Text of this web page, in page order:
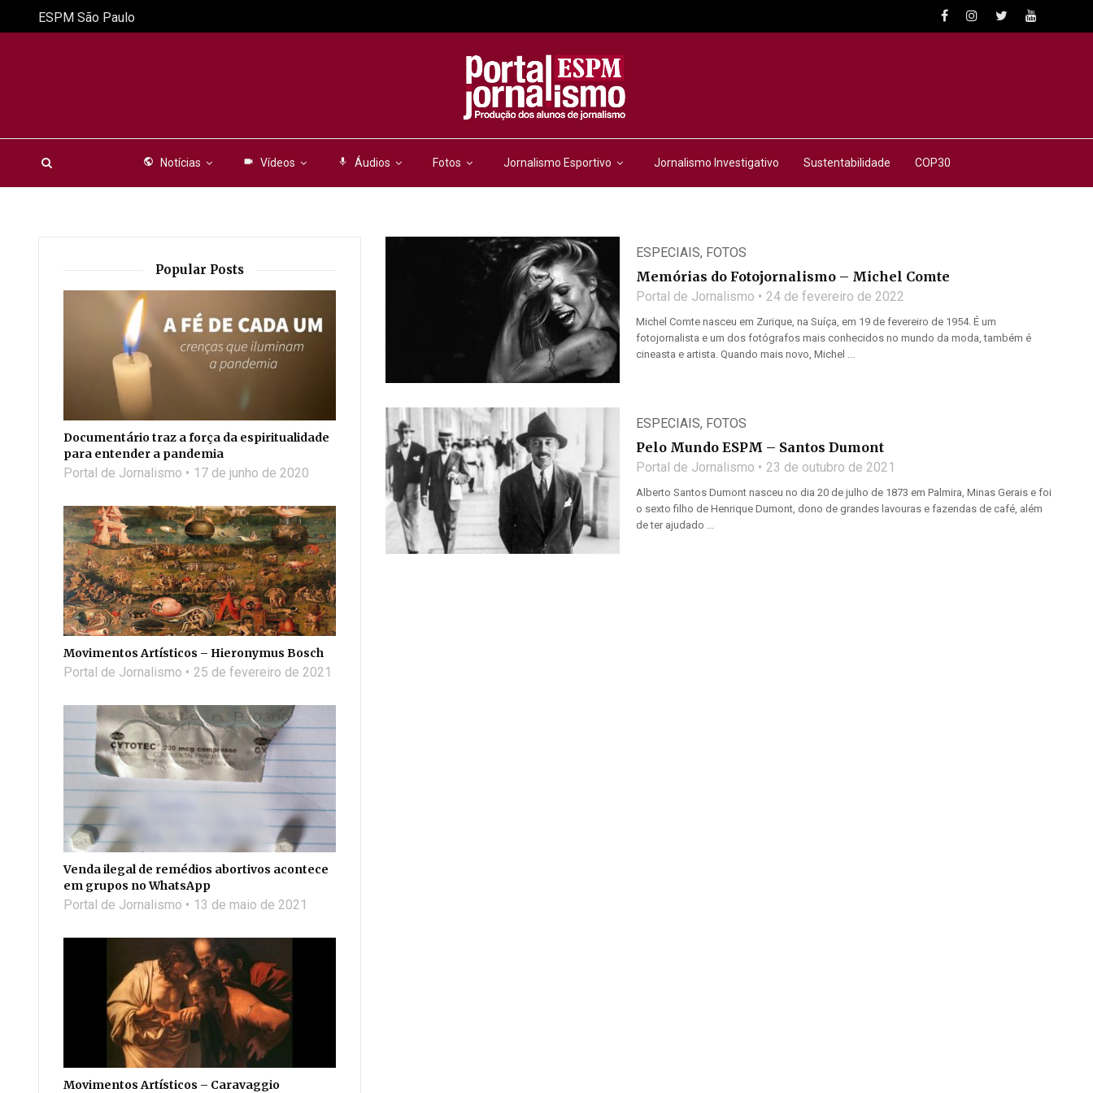
public Notícias videocam Vídeos mic Áudios Fotos Jornalismo Esportivo Jornalismo Investigativo Sustentabilidade COP30
ESPM São Paulo
ESPECIAIS, FOTOS
Memórias do Fotojornalismo – Michel Comte
Portal de Jornalismo 24 de fevereiro de 2022
Michel Comte nasceu em Zurique, na Suíça, em 19 de fevereiro de 1954. É um
fotojornalista e um dos fotógrafos mais conhecidos no mundo da moda, também é
cineasta e artista. Quando mais novo, Michel ...
ESPECIAIS, FOTOS
Pelo Mundo ESPM – Santos Dumont
Portal de Jornalismo 23 de outubro de 2021
Alberto Santos Dumont nasceu no dia 20 de julho de 1873 em Palmira, Minas Gerais e foi
o sexto filho de Henrique Dumont, dono de grandes lavouras e fazendas de café, além
de ter ajudado ...
Popular Posts
Documentário traz a força da espiritualidade
para entender a pandemia
Portal de Jornalismo 17 de junho de 2020
Movimentos Artísticos – Hieronymus Bosch
Portal de Jornalismo 25 de fevereiro de 2021
Venda ilegal de remédios abortivos acontece
em grupos no WhatsApp
Portal de Jornalismo 13 de maio de 2021
Movimentos Artísticos – Caravaggio